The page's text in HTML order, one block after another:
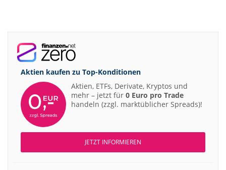
Aktien kaufen zu Top-Konditionen
Aktien, ETFs, Derivate, Kryptos und
mehr – jetzt für 0 Euro pro Trade
handeln (zzgl. marktüblicher Spreads)!
JETZT INFORMIEREN